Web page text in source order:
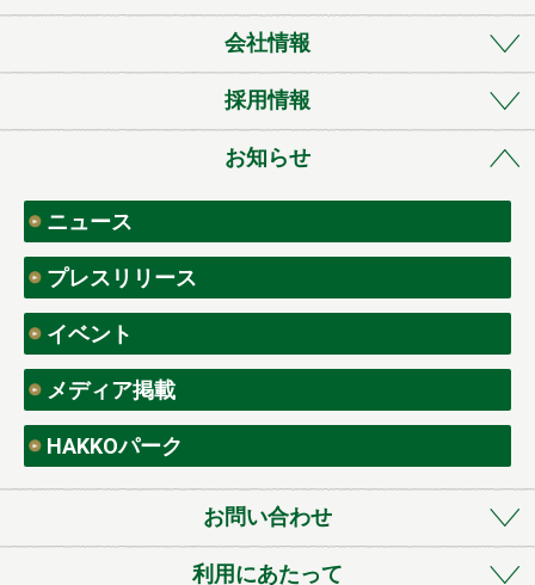
会社情報
採用情報
お知らせ
ニュース
プレスリリース
イベント
メディア掲載
HAKKOパーク
お問い合わせ
利用にあたって